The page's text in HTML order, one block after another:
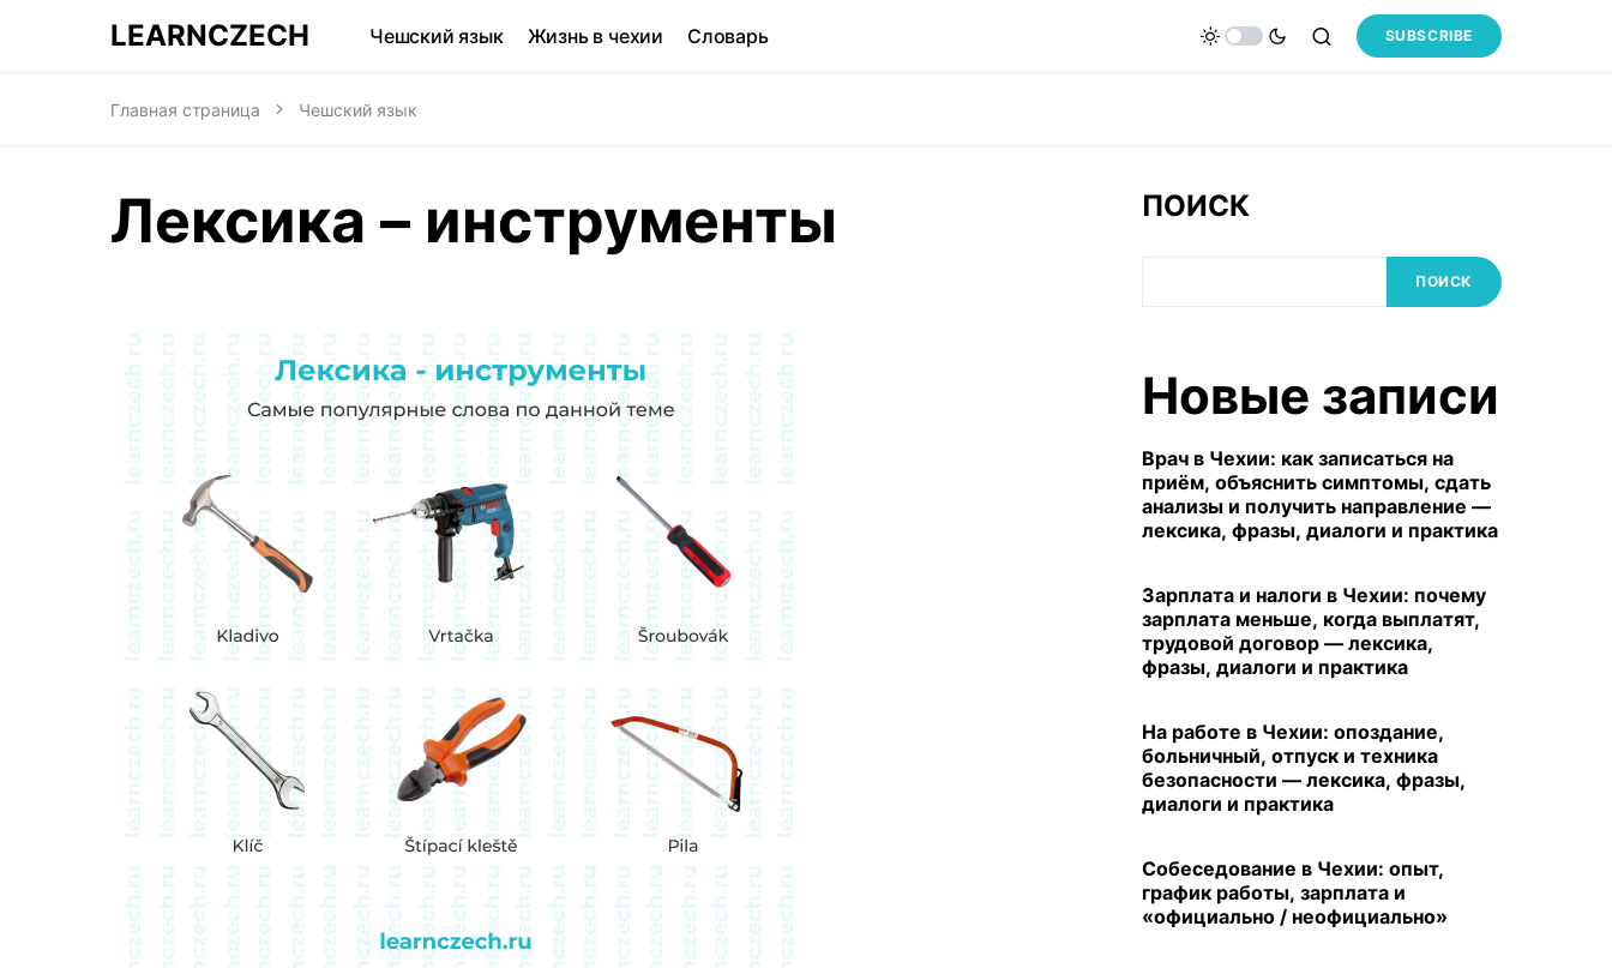
LEARNCZECH Чешский язык Жизнь в чехии Словарь SUBSCRIBE
Главная страница Чешский язык
Лексика – инструменты ПОИСК
ПОИСК
Новые записи
Врач в Чехии: как записаться на
приём, объяснить симптомы, сдать
анализы и получить направление —
лексика, фразы, диалоги и практика
Зарплата и налоги в Чехии: почему
зарплата меньше, когда выплатят,
трудовой договор — лексика,
фразы, диалоги и практика
На работе в Чехии: опоздание,
больничный, отпуск и техника
безопасности — лексика, фразы,
диалоги и практика
Собеседование в Чехии: опыт,
график работы, зарплата и
«официально / неофициально»